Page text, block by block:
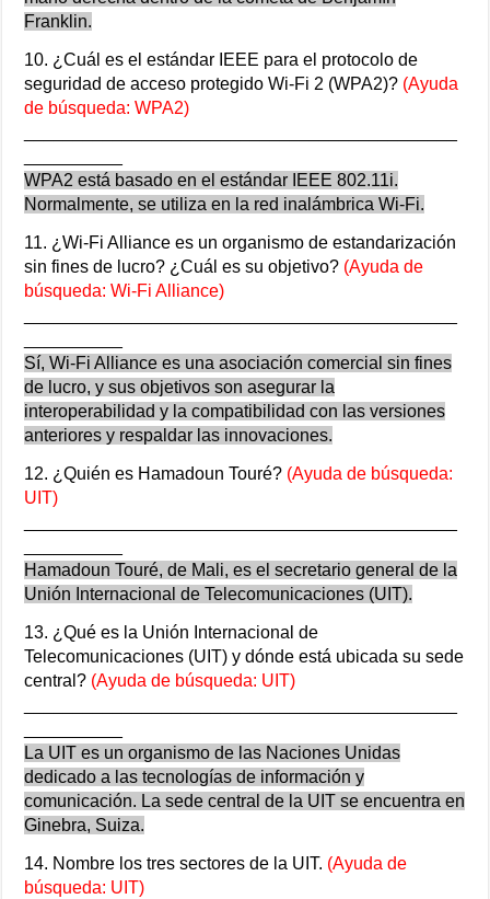
Franklin.
10. ¿Cuál es el estándar IEEE para el protocolo de
seguridad de acceso protegido Wi-Fi 2 (WPA2)? (Ayuda
de búsqueda: WPA2)
WPA2 está basado en el estándar IEEE 802.11i.
Normalmente, se utiliza en la red inalámbrica Wi-Fi.
11. ¿Wi-Fi Alliance es un organismo de estandarización
sin fines de lucro? ¿Cuál es su objetivo? (Ayuda de
búsqueda: Wi-Fi Alliance)
Sí, Wi-Fi Alliance es una asociación comercial sin fines
de lucro, y sus objetivos son asegurar la
interoperabilidad y la compatibilidad con las versiones
anteriores y respaldar las innovaciones.
12. ¿Quién es Hamadoun Touré? (Ayuda de búsqueda:
UIT)
Hamadoun Touré, de Mali, es el secretario general de la
Unión Internacional de Telecomunicaciones (UIT).
13. ¿Qué es la Unión Internacional de
Telecomunicaciones (UIT) y dónde está ubicada su sede
central? (Ayuda de búsqueda: UIT)
La UIT es un organismo de las Naciones Unidas
dedicado a las tecnologías de información y
comunicación. La sede central de la UIT se encuentra en
Ginebra, Suiza.
14. Nombre los tres sectores de la UIT. (Ayuda de
búsqueda: UIT)